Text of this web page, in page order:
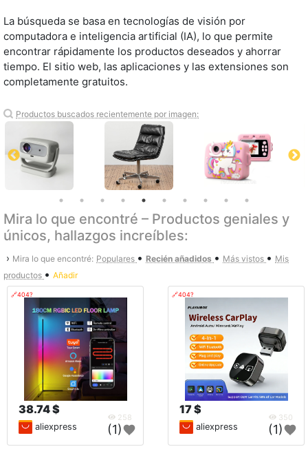
La búsqueda se basa en tecnologías de visión por
computadora e inteligencia artificial (IA), lo que permite
encontrar rápidamente los productos deseados y ahorrar
tiempo. El sitio web, las aplicaciones y las extensiones son
completamente gratuitos.
Productos buscados recientemente por imagen:
Mira lo que encontré – Productos geniales y
únicos, hallazgos increíbles:
› Mira lo que encontré: Populares • Recién añadidos • Más vistos • Mis
productos • Añadir
🔗404?
38.74 $
258
aliexpress (1)
🔗404?
17 $
350
aliexpress (1)